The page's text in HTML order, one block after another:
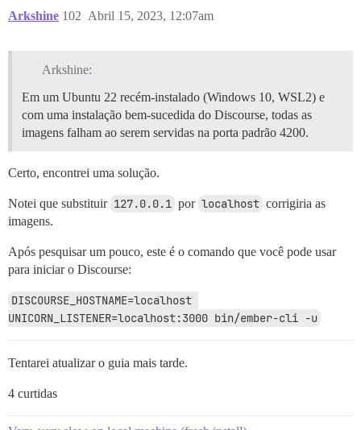
Arkshine Abril 15, 2023, 12:07am
102
Arkshine:
Em um Ubuntu 22 recém-instalado (Windows 10, WSL2) e
com uma instalação bem-sucedida do Discourse, todas as
imagens falham ao serem servidas na porta padrão 4200.
Certo, encontrei uma solução.
Notei que substituir 127.0.0.1 por localhost corrigiria as
imagens.
Após pesquisar um pouco, este é o comando que você pode usar
para iniciar o Discourse:
DISCOURSE_HOSTNAME=localhost
UNICORN_LISTENER=localhost:3000 bin/ember-cli -u
Tentarei atualizar o guia mais tarde.
4 curtidas